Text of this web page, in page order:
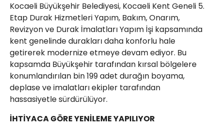
Kocaeli Büyükşehir Belediyesi, Kocaeli Kent Geneli 5.
Etap Durak Hizmetleri Yapım, Bakım, Onarım,
Revizyon ve Durak İmalatları Yapım İşi kapsamında
kent genelinde durakları daha konforlu hale
getirerek modernize etmeye devam ediyor. Bu
kapsamda Büyükşehir tarafından kırsal bölgelere
konumlandırılan bin 199 adet durağın boyama,
deplase ve imalatları ekipler tarafından
hassasiyetle sürdürülüyor.
İHTİYACA GÖRE YENİLEME YAPILIYOR